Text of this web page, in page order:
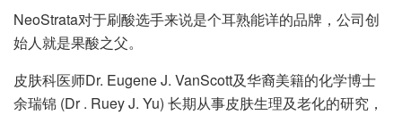
NeoStrata对于刷酸选手来说是个耳熟能详的品牌，公司创
始人就是果酸之父。
皮肤科医师Dr. Eugene J. VanScott及华裔美籍的化学博士
余瑞锦 (Dr . Ruey J. Yu) 长期从事皮肤生理及老化的研究，